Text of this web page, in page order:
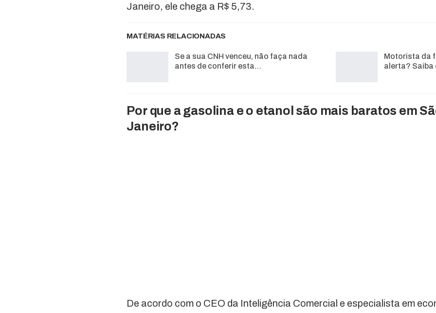
Janeiro, ele chega a R$ 5,73.
MATÉRIAS RELACIONADAS
Se a sua CNH venceu, não faça nada
antes de conferir esta…
Motorista da
alerta?
Por que a gasolina e o etanol são mais baratos em
Janeiro?
De acordo com o CEO da Inteligência Comercial e especialista em